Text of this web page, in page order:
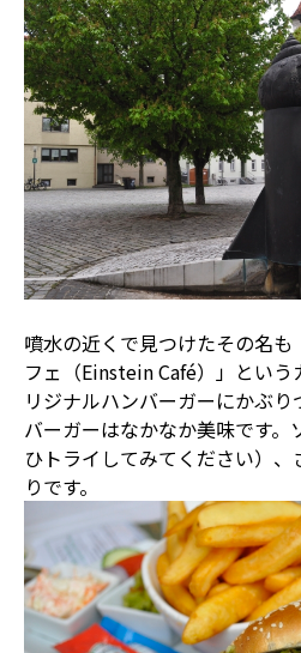
噴水の近くで見つけたその名も
フェ（Einstein Café）」とい
リジナルハンバーガーにかぶ
バーガーはなかなか美味です。
ひトライしてみてください）
りです。